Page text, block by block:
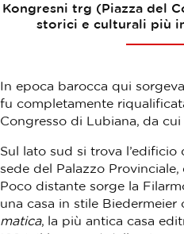
Kongresni trg (Piazza del
storici e culturali più
In epoca barocca qui
fu completamente
Congresso di Lubiana, da cui
Sul lato sud si trova l’edificio
sede del Palazzo
Poco distante sorge la
una casa in stile Biedermeier
matica, la più antica casa